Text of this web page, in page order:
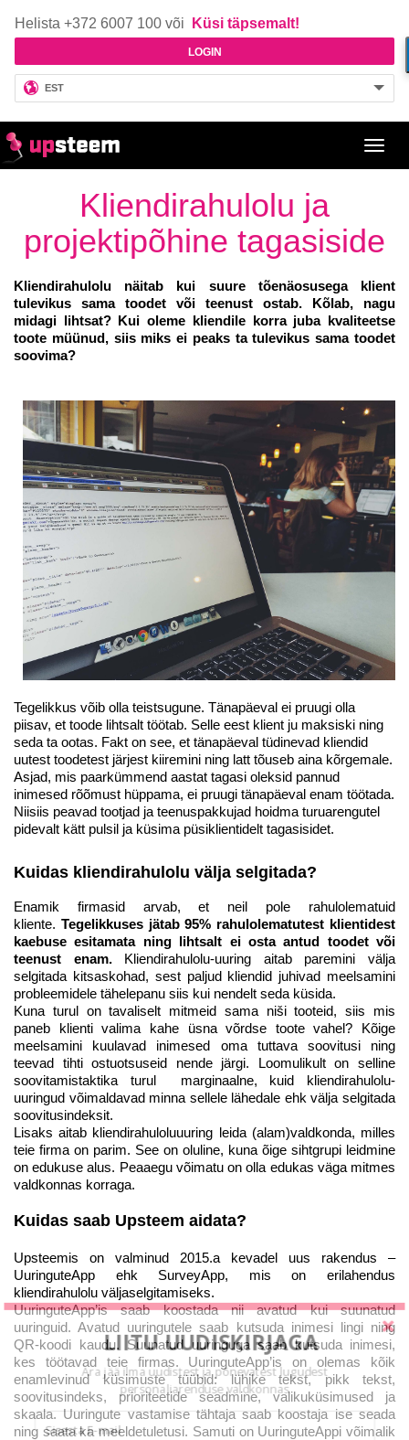
Helista +372 6007 100 või Küsi täpsemalt!
LOGIN
EST
Kliendirahulolu ja
projektipõhine tagasiside
Kliendirahulolu näitab kui suure tõenäosusega klient
tulevikus sama toodet või teenust ostab. Kõlab, nagu
midagi lihtsat? Kui oleme kliendile korra juba kvaliteetse
toote müünud, siis miks ei peaks ta tulevikus sama toodet
soovima?
Tegelikkus võib olla teistsugune. Tänapäeval ei pruugi olla
piisav, et toode lihtsalt töötab. Selle eest klient ju maksiski ning
seda ta ootas. Fakt on see, et tänapäeval tüdinevad kliendid
uutest toodetest järjest kiiremini ning latt tõuseb aina kõrgemale.
Asjad, mis paarkümmend aastat tagasi oleksid pannud
inimesed rõõmust hüppama, ei pruugi tänapäeval enam töötada.
Niisiis peavad tootjad ja teenuspakkujad hoidma turuarengutel
pidevalt kätt pulsil ja küsima püsiklientidelt tagasisidet.
Kuidas kliendirahulolu välja selgitada?
Enamik firmasid arvab, et neil pole rahulolematuid
kliente. Tegelikkuses jätab 95% rahulolematutest klientidest
kaebuse esitamata ning lihtsalt ei osta antud toodet või
teenust enam.Kliendirahulolu-uuring aitab paremini välja
selgitada kitsaskohad, sest paljud kliendid juhivad meelsamini
probleemidele tähelepanu siis kui nendelt seda küsida.
Kuna turul on tavaliselt mitmeid sama niši tooteid, siis mis
paneb klienti valima kahe üsna võrdse toote vahel? Kõige
meelsamini kuulavad inimesed oma tuttava soovitusi ning
teevad tihti ostuotsuseid nende järgi. Loomulikult on selline
soovitamistaktika turul marginaalne, kuid kliendirahulolu-
uuringud võimaldavad minna sellele lähedale ehk välja selgitada
soovitusindeksit.
Lisaks aitab kliendirahuloluuuring leida (alam)valdkonda, milles
teie firma on parim. See on oluline, kuna õige sihtgrupi leidmine
on edukuse alus. Peaaegu võimatu on olla edukas väga mitmes
valdkonnas korraga.
Kuidas saab Upsteem aidata?
Upsteemis on valminud 2015.a kevadel uus rakendus –
UuringuteApp ehk SurveyApp, mis on erilahendus
kliendirahulolu väljaselgitamiseks.
UuringuteApp’is saab koostada nii avatud kui suunatud
uuringuid. Avatud uuringutele saab kutsuda inimesi lingi ning
QR-koodi kaudu. Suunatud uuringuga saab kutsuda inimesi,
kes töötavad teie firmas. UuringuteApp’is on olemas kõik
enamlevinud küsimuste tüübid: lühike tekst, pikk tekst,
soovitusindeks, prioriteetide seadmine, valikuküsimused ja
skaala. Uuringute vastamise tähtaja saab koostaja ise seada
ning saata ka meeldetuletusi. Samuti on UuringuteAppi võimalik
LIITU UUDISKIRJAGA
Ära jää ilma uudistest ja põnevatest lugudest
personaliarenduse valdkonnas